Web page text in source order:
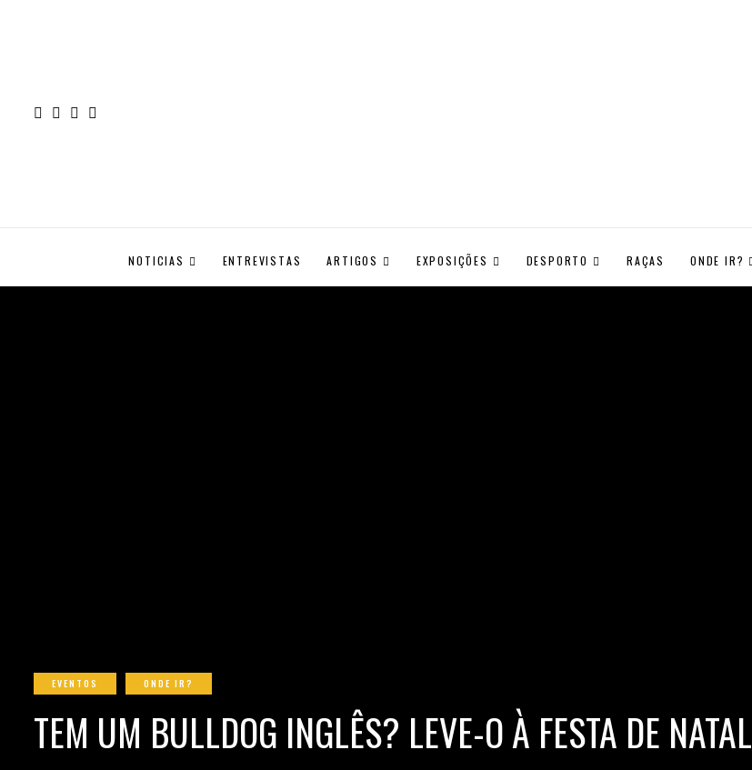
NOTICIAS ENTREVISTAS ARTIGOS EXPOSIÇÕES DESPORTO RAÇAS ONDE IR?
EVENTOS ONDE IR?
TEM UM BULLDOG INGLÊS? LEVE-O À FESTA DE NATAL